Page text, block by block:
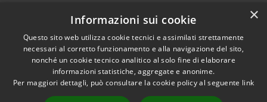
Dichiarazione di accessibilità
RSS
Copyright © 2023 •
×
Informazioni sui cookie
Questo sito web utilizza cookie tecnici e assimilati strettamente
necessari al corretto funzionamento e alla navigazione del sito,
nonché un cookie tecnico analitico al solo fine di elaborare
informazioni statistiche, aggregate e anonime.
Per maggiori dettagli, può consultare la cookie policy al seguente link